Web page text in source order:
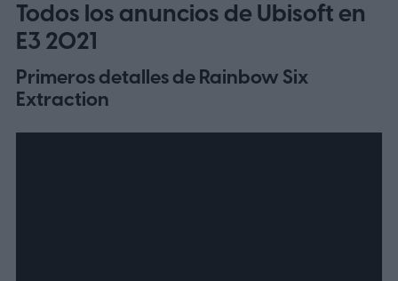
Todos los anuncios de Ubisoft en
E3 2021
Primeros detalles de Rainbow Six
Extraction